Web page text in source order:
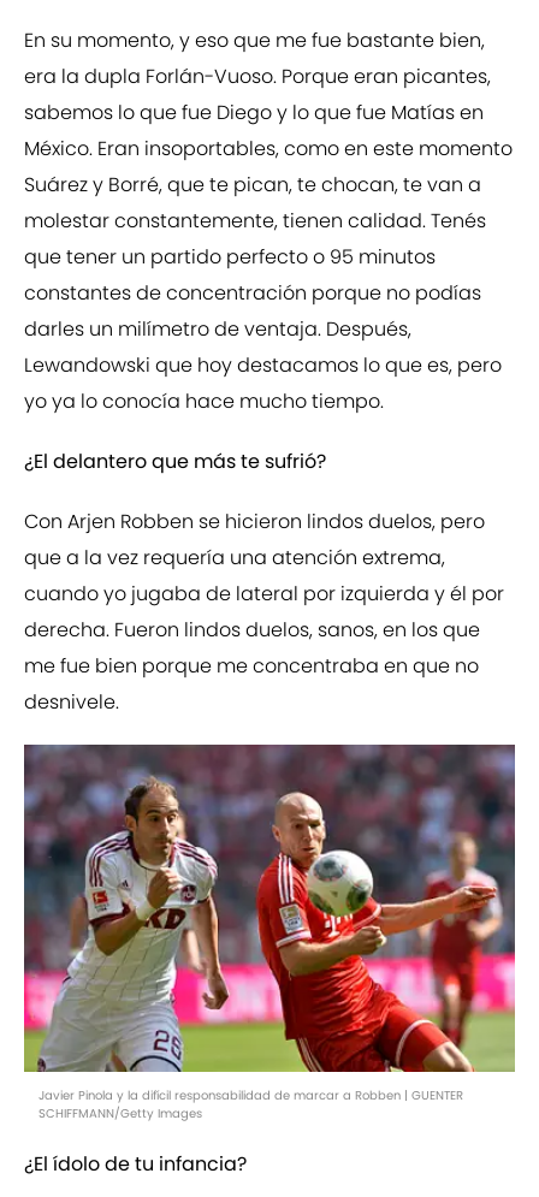
En su momento, y eso que me fue bastante bien,
era la dupla Forlán-Vuoso. Porque eran picantes,
sabemos lo que fue Diego y lo que fue Matías en
México. Eran insoportables, como en este momento
Suárez y Borré, que te pican, te chocan, te van a
molestar constantemente, tienen calidad. Tenés
que tener un partido perfecto o 95 minutos
constantes de concentración porque no podías
darles un milímetro de ventaja. Después,
Lewandowski que hoy destacamos lo que es, pero
yo ya lo conocía hace mucho tiempo.
¿El delantero que más te sufrió?
Con Arjen Robben se hicieron lindos duelos, pero
que a la vez requería una atención extrema,
cuando yo jugaba de lateral por izquierda y él por
derecha. Fueron lindos duelos, sanos, en los que
me fue bien porque me concentraba en que no
desnivele.
Javier Pinola y la difícil responsabilidad de marcar a Robben | GUENTER
SCHIFFMANN/Getty Images
¿El ídolo de tu infancia?